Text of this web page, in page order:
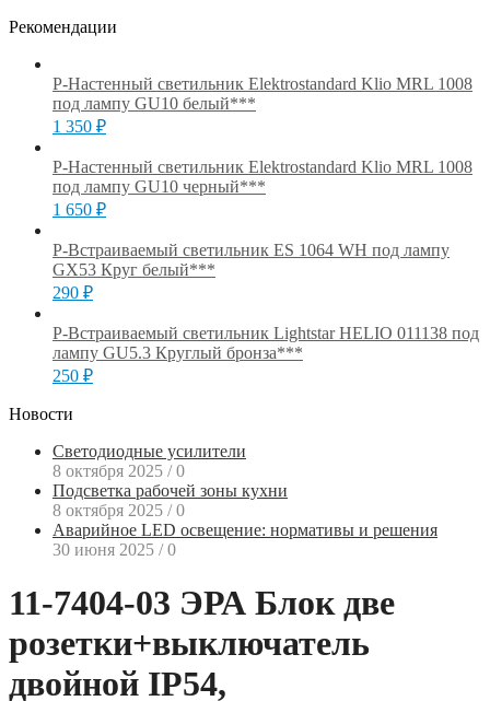
Рекомендации
Р-Настенный светильник Elektrostandard Klio MRL 1008
под лампу GU10 белый***
1 350 ₽
Р-Настенный светильник Elektrostandard Klio MRL 1008
под лампу GU10 черный***
1 650 ₽
Р-Встраиваемый светильник ES 1064 WH под лампу
GX53 Круг белый***
290 ₽
Р-Встраиваемый светильник Lightstar HELIO 011138 под
лампу GU5.3 Круглый бронза***
250 ₽
Новости
Светодиодные усилители
8 октября 2025 /0
Подсветка рабочей зоны кухни
8 октября 2025 /0
Аварийное LED освещение: нормативы и решения
30 июня 2025 /0
11-7404-03 ЭРА Блок две
розетки+выключатель
двойной IP54,